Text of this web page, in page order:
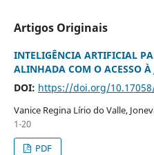
Artigos Originais
INTELIGÊNCIA ARTIFICIAL
ALINHADA COM O ACESSO À
DOI: https://doi.org/
Vanice Regina Lírio do Valle,
1-20
PDF